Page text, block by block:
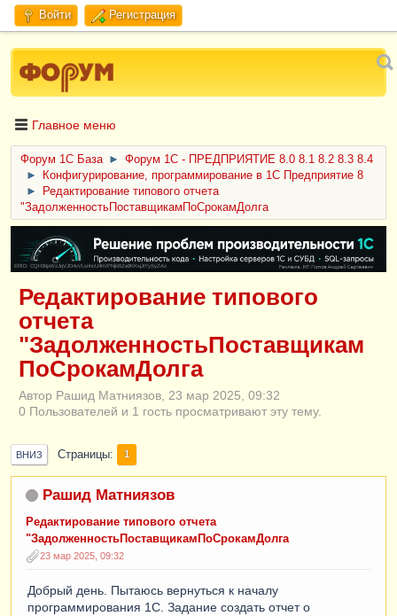
Войти Регистрация
Главное меню
Форум 1C База ►
Форум 1С - ПРЕДПРИЯТИЕ 8.0 8.1 8.2 8.3 8.4
►
Конфигурирование, программирование в 1С Предприятие 8
►
Редактирование типового отчета
"ЗадолженностьПоставщикамПоСрокамДолга
ERID: CQH36pWzJqVJD4xVLsnhcU4hVPNjkBZe8KKxjJiYySyZAz
Редактирование типового
отчета
"ЗадолженностьПоставщикам
ПоСрокамДолга
Автор Рашид Матниязов, 23 мар 2025, 09:32
0 Пользователей и 1 гость просматривают эту тему.
ВНИЗ Страницы 1
Рашид Матниязов
Редактирование типового отчета
"ЗадолженностьПоставщикамПоСрокамДолга
23 мар 2025, 09:32
Добрый день. Пытаюсь вернуться к началу
программирования 1С. Задание создать отчет о